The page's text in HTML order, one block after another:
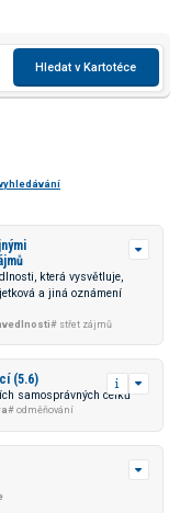
Hledat v Kartotéce
která vysvětluje,
a jiná oznámení
# střet zájmů
(5.6)
samosprávných celků
# odměňování